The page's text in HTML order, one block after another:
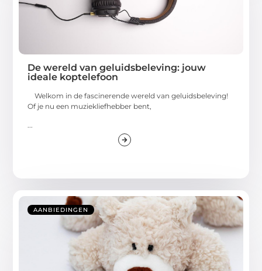
De wereld van geluidsbeleving: jouw
ideale koptelefoon
Welkom in de fascinerende wereld van geluidsbeleving!
Of je nu een muziekliefhebber bent,
...
AANBIEDINGEN